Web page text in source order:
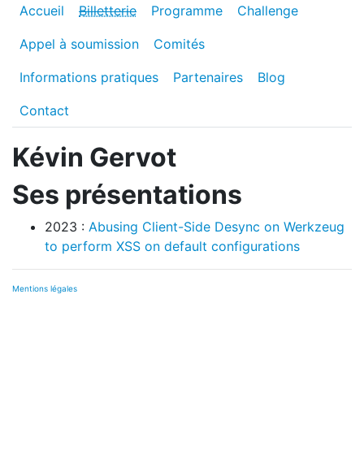
Accueil Billetterie Programme Challenge
Appel à soumission Comités
Informations pratiques Partenaires Blog
Contact
Kévin Gervot
Ses présentations
2023 : Abusing Client-Side Desync on Werkzeug
to perform XSS on default configurations
Mentions légales